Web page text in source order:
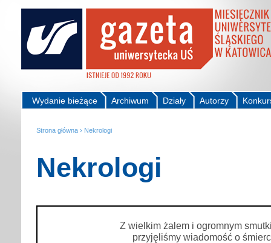
Autorzy
Działy
Archiwum
Wydanie bieżące
Strona główna › Nekrologi
Nekrologi
Z wielkim żalem i ogromnym
przyjęliśmy wiadomość o